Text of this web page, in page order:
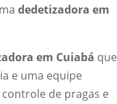
dedetizadora em
em Cuiabá que
e uma equipe
de pragas e